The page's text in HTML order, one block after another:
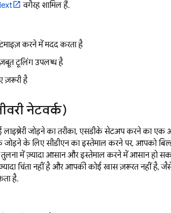
वगैरह शामिल हैं.
करने में मदद करता है
टूलिंग उपलब्ध है
ज़रूरी है
नेटवर्क)
जोड़ने का तरीका, एसडीके सेटअप करने का एक
के लिए सीडीएन का इस्तेमाल करने पर, आपको
में ज़्यादा आसान और इस्तेमाल करने में आसान हो
चिंता नहीं है और आपकी कोई खास ज़रूरत नहीं है,
है.